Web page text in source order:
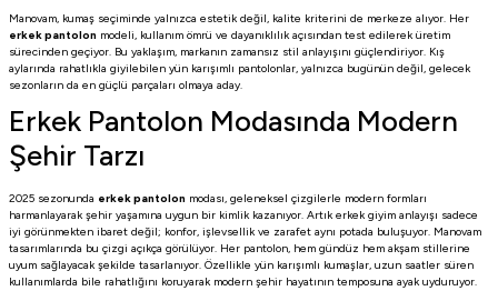
Manovam, kumaş seçiminde yalnızca estetik değil, kalite kriterini de merkeze alıyor. Her
erkek pantolon modeli, kullanım ömrü ve dayanıklılık açısından test edilerek üretim
sürecinden geçiyor. Bu yaklaşım, markanın zamansız stil anlayışını güçlendiriyor. Kış
aylarında rahatlıkla giyilebilen yün karışımlı pantolonlar, yalnızca bugünün değil, gelecek
sezonların da en güçlü parçaları olmaya aday.
Erkek Pantolon Modasında Modern
Şehir Tarzı
2025 sezonunda erkek pantolon modası, geleneksel çizgilerle modern formları
harmanlayarak şehir yaşamına uygun bir kimlik kazanıyor. Artık erkek giyim anlayışı sadece
iyi görünmekten ibaret değil; konfor, işlevsellik ve zarafet aynı potada buluşuyor. Manovam
tasarımlarında bu çizgi açıkça görülüyor. Her pantolon, hem gündüz hem akşam stillerine
uyum sağlayacak şekilde tasarlanıyor. Özellikle yün karışımlı kumaşlar, uzun saatler süren
kullanımlarda bile rahatlığını koruyarak modern şehir hayatının temposuna ayak uyduruyor.